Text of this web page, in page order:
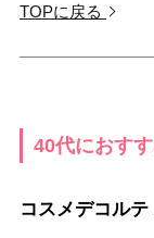
TOPに戻る
40代におす
コスメデコル